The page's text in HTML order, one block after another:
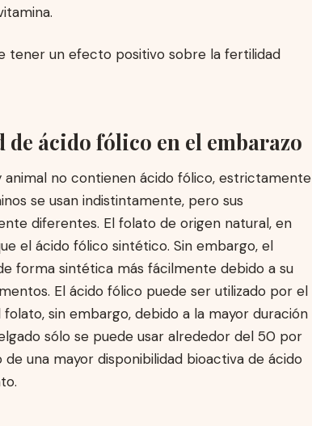
tener un efecto positivo sobre la fertilidad
de ácido fólico en el embarazo
animal no contienen ácido fólico, estrictamente
se usan indistintamente, pero sus
diferentes. El folato de origen natural, en
el ácido fólico sintético. Sin embargo, el
forma sintética más fácilmente debido a su
El ácido fólico puede ser utilizado por el
sin embargo, debido a la mayor duración
sólo se puede usar alrededor del 50 por
una mayor disponibilidad bioactiva de ácido